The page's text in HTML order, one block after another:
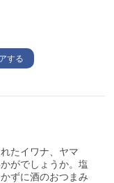
する
たイワナ、ヤマ
がで しょうか。塩
ずに酒のおつまみ